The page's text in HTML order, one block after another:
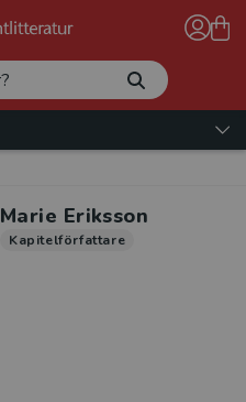
Marie Eriksson
Kapitelförfattare